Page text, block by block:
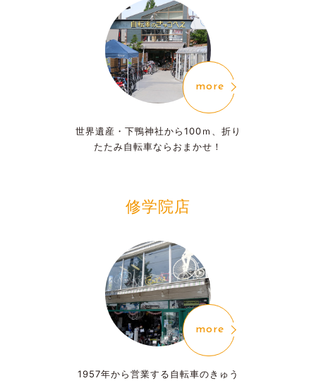
more
世界遺産・下鴨神社から100ｍ、 折り
たたみ自転車ならおまかせ！
修学院店
more
1957年から営業する自転車のきゅう